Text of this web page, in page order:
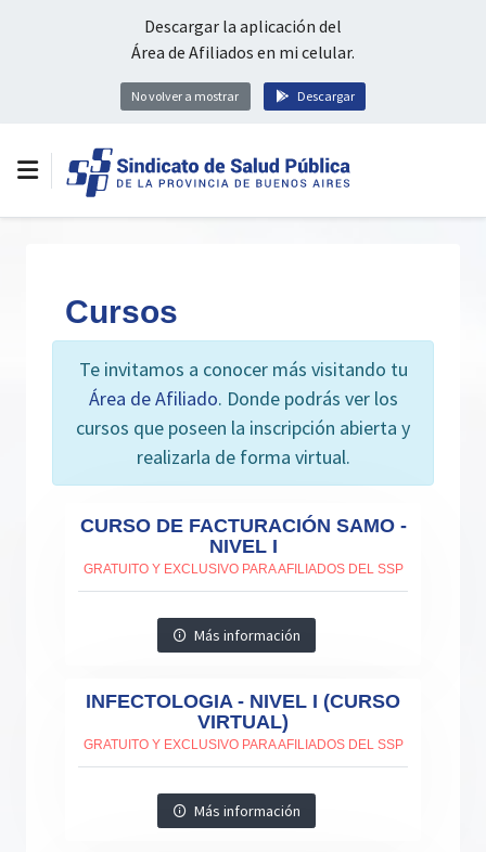
Descargar la aplicación del
Área de Afiliados en mi celular.
No volver a mostrar Descargar
Cursos
Te invitamos a conocer más visitando tu
Área de Afiliado. Donde podrás ver los
cursos que poseen la inscripción abierta y
realizarla de forma virtual.
CURSO DE FACTURACIÓN SAMO -
NIVEL I
GRATUITO Y EXCLUSIVO PARA AFILIADOS DEL SSP
Más información
INFECTOLOGIA - NIVEL I (CURSO
VIRTUAL)
GRATUITO Y EXCLUSIVO PARA AFILIADOS DEL SSP
Más información